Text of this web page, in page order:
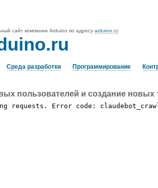
сайт компании Arduino по адресу arduino.cc
Среда разработки Программирование
пользователей и создание